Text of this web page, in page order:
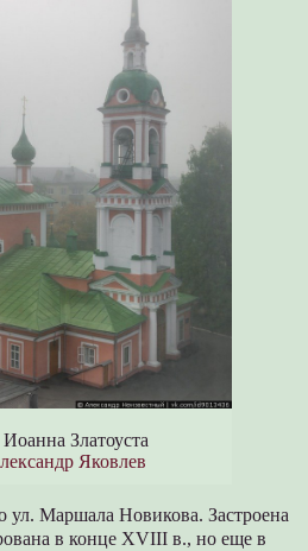
Златоуста
Яковлев
ул. Маршала Новикова. Застроена
в конце XVIII в., но еще в